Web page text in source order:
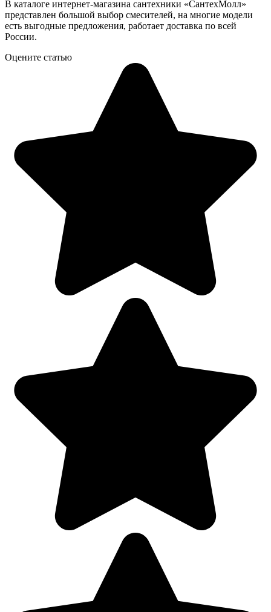
В каталоге интернет-магазина сантехники «СантехМолл»
представлен большой выбор смесителей, на многие модели
есть выгодные предложения, работает доставка по всей
России.
Оцените статью